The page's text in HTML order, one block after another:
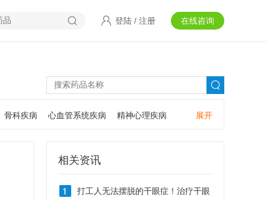
在线咨询
登陆 / 注册
展开
骨科疾病 心血管系统疾病 精神心理疾病
相关资讯
打工人无法摆脱的干眼症！治疗干眼